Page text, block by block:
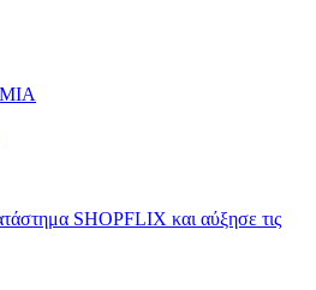
SHOPFLIX και αύξησε τις